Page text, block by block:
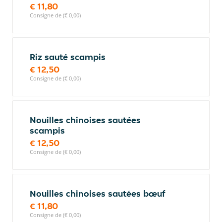
€ 11,80
Consigne de (€ 0,00)
Riz sauté scampis
€ 12,50
Consigne de (€ 0,00)
Nouilles chinoises sautées
scampis
€ 12,50
Consigne de (€ 0,00)
Nouilles chinoises sautées bœuf
€ 11,80
Consigne de (€ 0,00)